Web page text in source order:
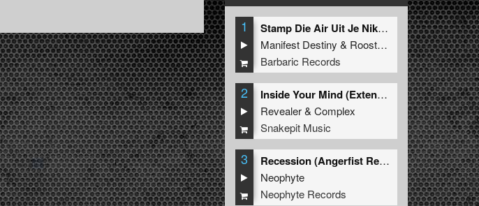
1
Stamp Die Air Uit Je Nikeys (Extended Mix)
Manifest Destiny & Roosterz
Barbaric Records
2
Inside Your Mind (Extended Mix)
Revealer&Complex
Snakepit Music
3
Recession (Angerfist Remix Extended)
Neophyte
Neophyte Records